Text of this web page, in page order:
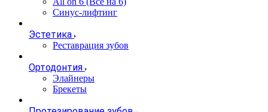
Синус-лифтинг
Эстетика
Реставрация зубов
Ортодонтия
Элайнеры
Брекеты